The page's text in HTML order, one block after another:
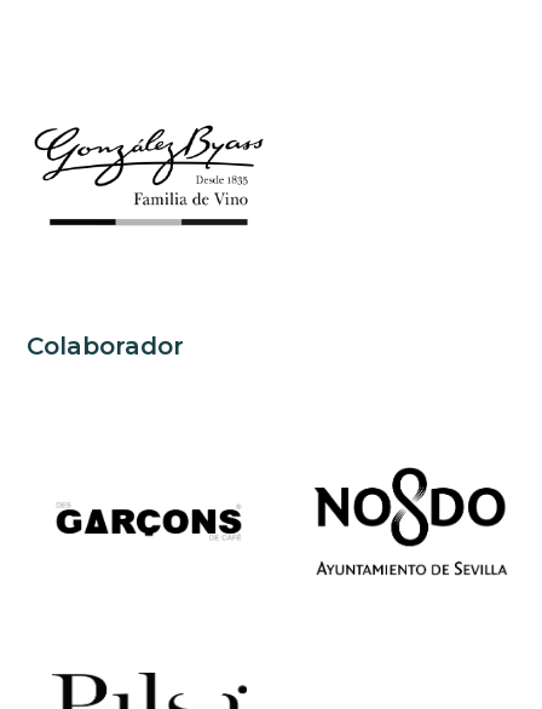
Colaborador